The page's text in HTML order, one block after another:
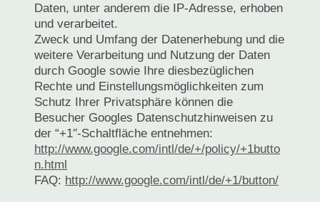
Daten, unter anderem die IP-Adresse, erhoben
und verarbeitet.
Zweck und Umfang der Datenerhebung und die
weitere Verarbeitung und Nutzung der Daten
durch Google sowie Ihre diesbezüglichen
Rechte und Einstellungsmöglichkeiten zum
Schutz Ihrer Privatsphäre können die
Besucher Googles Datenschutzhinweisen zu
der “+1′′-Schaltfläche entnehmen:
http://www.google.com/intl/de/+/policy/+1butto
n.html
FAQ: http://www.google.com/intl/de/+1/button/